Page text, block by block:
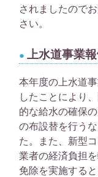
されましたので
さい。
上水道事業
本年度の上水道
したことにより
的な給水の確保
の布設替を行う
た。また、新型
業者の経済負担
免除を実施する